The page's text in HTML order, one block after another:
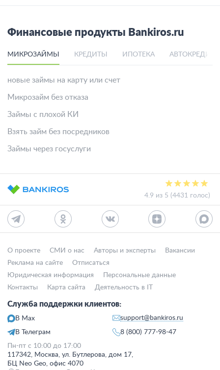
Финансовые продукты Bankiros.ru
МИКРОЗАЙМЫ КРЕДИТЫ ИПОТЕКА
новые займы на карту или счет
Микрозайм без отказа
Займы с плохой КИ
Взять займ без посредников
Займы через госуслуги
4.9 из 5 (4431 голос)
О проекте СМИ о нас Авторы и эксперты
Вакансии
Реклама на сайте
Отписаться
Юридическая информация
Персональные данные
Контакты
Карта сайта Деятельность в IT
Служба поддержки клиентов:
В Max
В Телеграм
support@bankiros.ru
8 (800) 777-98-47
Пн-пт с 10:00 до 17:00
117342, Москва, ул. Бутлерова, дом 17,
БЦ Neo Geo, офис 4070